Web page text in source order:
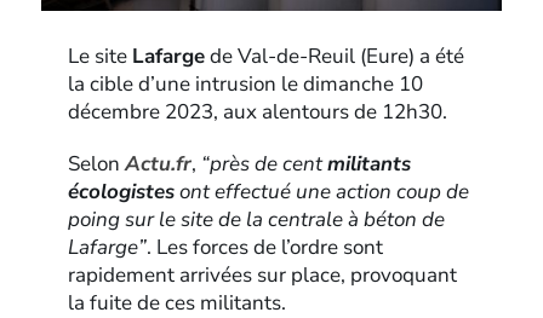
Le site Lafargede Val-de-Reuil (Eure) a été
la cible d’une intrusion le dimanche 10
décembre 2023, aux alentours de 12h30.
SelonActu.fr, “près de centmilitants
écologistesont effectué une action coup de
poing sur le site de la centrale à béton de
Lafarge”. Les forces de l’ordre sont
rapidement arrivées sur place, provoquant
la fuite de ces militants.